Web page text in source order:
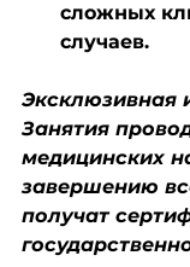
сложных
случаев.
Эксклюзивная
Занятия
медицинских
завершению
получат